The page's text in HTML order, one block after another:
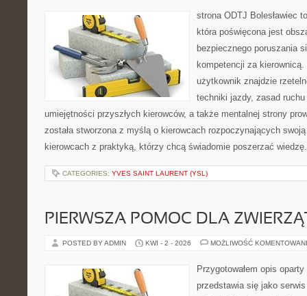
strona ODTJ Bolesławiec
która poświęcona jest
bezpiecznego poruszania
kompetencji za
użytkownik znajdzie
techniki jazdy, zasad
umiejętności przyszłych kierowców, a także mentalnej strony
została stworzona z myślą o kierowcach rozpoczynających
kierowcach z praktyką, którzy chcą świadomie poszerzać
CATEGORIES: YVES SAINT LAURENT (YSL)
PIERWSZA POMOC DLA
POSTED BY ADMIN KWI - 2 - 2026 MOŻLIWOŚĆ
Przygotowałem opis
przedstawia się jako